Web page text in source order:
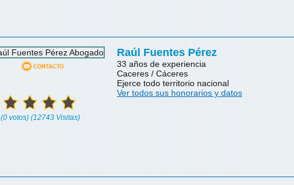
Raúl Fuentes Pérez
33 años de experiencia
Caceres / Cáceres
Ejerce todo territorio nacional
Ver todos sus honorarios y datos
(0 votos) (12743 Visitas)